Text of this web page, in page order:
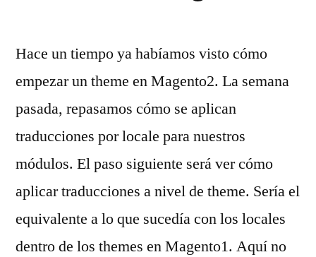
Hace un tiempo ya habíamos visto cómo
empezar un theme en Magento2. La semana
pasada, repasamos cómo se aplican
traducciones por locale para nuestros
módulos. El paso siguiente será ver cómo
aplicar traducciones a nivel de theme. Sería el
equivalente a lo que sucedía con los locales
dentro de los themes en Magento1. Aquí no